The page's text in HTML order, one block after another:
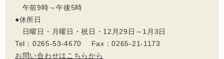
午前9時～午後5時
●休所日
日曜日・月曜日・祝日・12月29日～1月3日
Tel：0265-53-4670 Fax：0265-21-1173
お問い合わせはこちらから